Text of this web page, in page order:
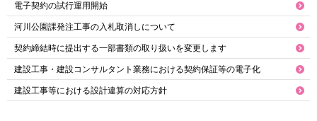
電子契約の試行運用開始
河川公園課発注工事の入札取消しについて
契約締結時に提出する一部書類の取り扱いを変更します
建設工事・建設コンサルタント業務における契約保証等の電子化
建設工事等における設計違算の対応方針